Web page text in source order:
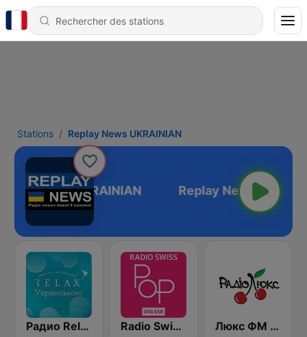
Stations Replay News UKRAINIAN
News UKRAINIAN
Радио Relax (Relax Українською) Radio Swiss Pop Люкс ФМ Україна - Lux FM Ukraine